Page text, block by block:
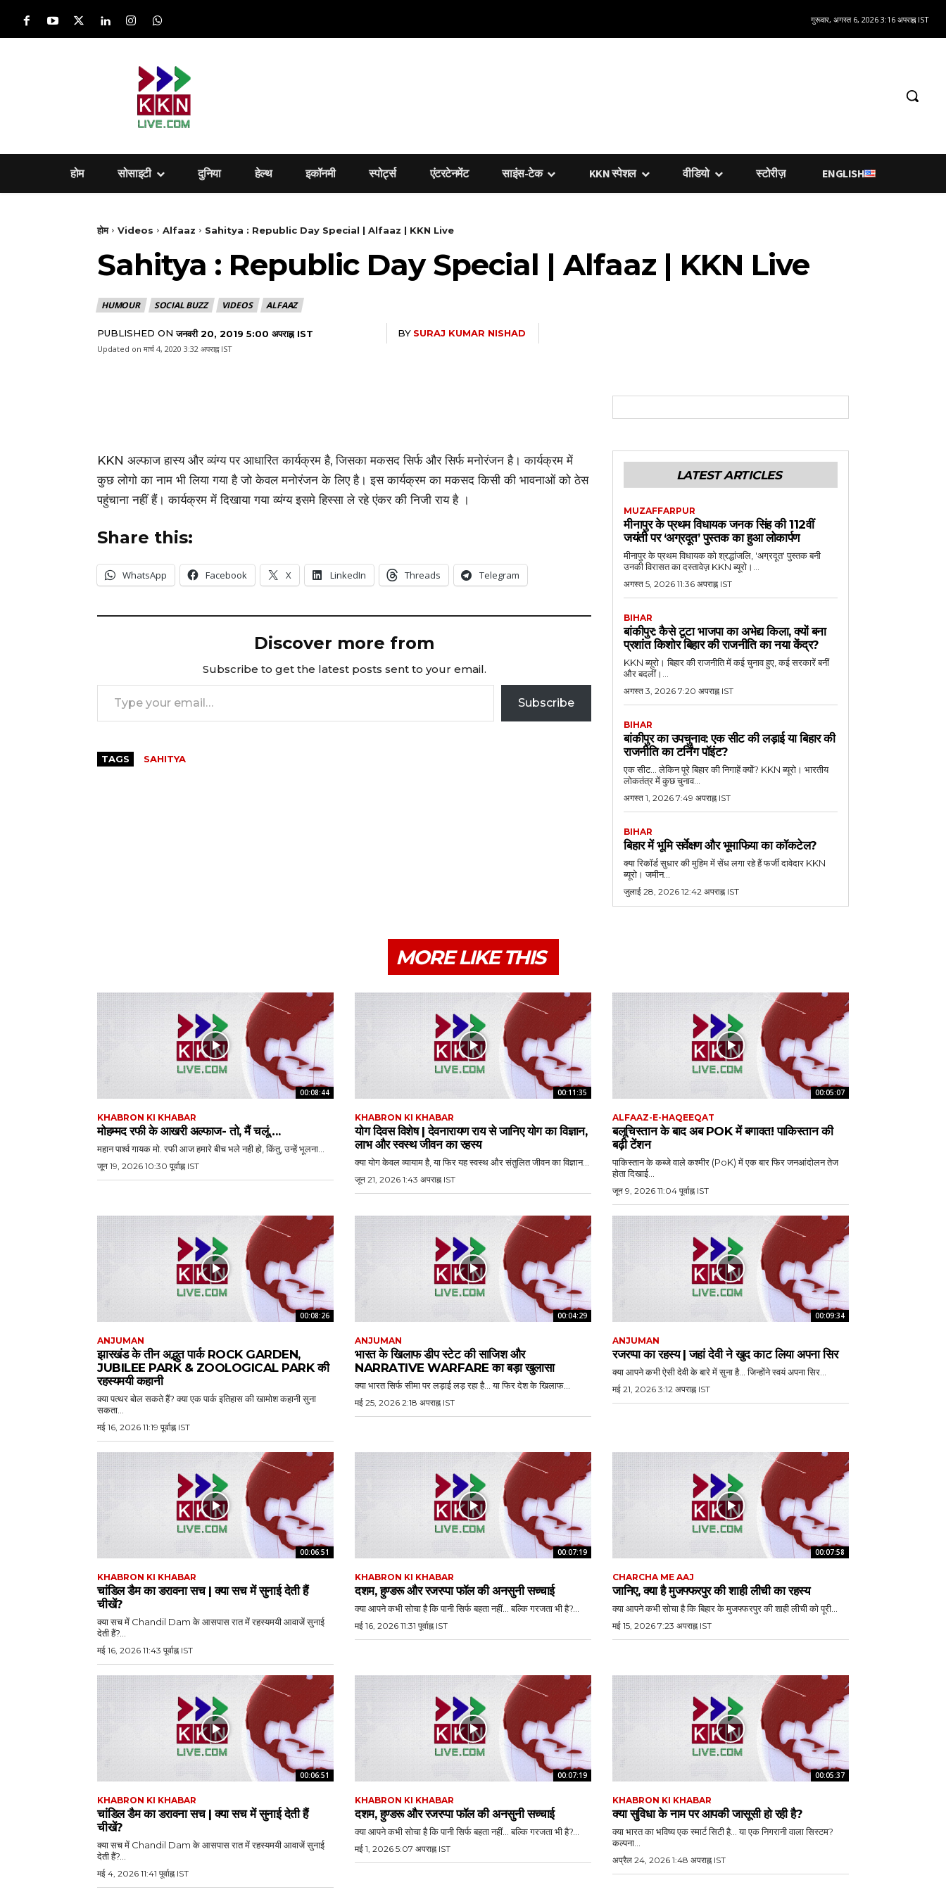
गुरूवार, अगस्त 6, 2026 3:16 अपराह्न IST
होम सोसाइटी दुनिया हेल्‍थ इकॉनमी स्पोर्ट्स एंटरटेनमेंट साइंस-टेक KKN स्पेशल वीडियो स्टोरीज़ ENGLISH
होम Videos Alfaaz Sahitya : Republic Day Special | Alfaaz | KKN Live
Sahitya : Republic Day Special | Alfaaz | KKN Live
HUMOUR SOCIAL BUZZ VIDEOS ALFAAZ
PUBLISHED ON जनवरी 20, 2019 5:00 अपराह्न IST BY SURAJ KUMAR NISHAD
Updated on मार्च 4, 2020 3:32 अपराह्न IST
KKN अल्फाज हास्य और व्यंग्य पर आधारित कार्यक्रम है, जिसका मकसद सिर्फ और सिर्फ मनोरंजन है। कार्यक्रम में
कुछ लोगो का नाम भी लिया गया है जो केवल मनोरंजन के लिए है। इस कार्यक्रम का मकसद किसी की भावनाओं को ठेस
पहुंचाना नहीं हैं। कार्यक्रम में दिखाया गया व्यंग्य इसमे हिस्सा ले रहे एंकर की निजी राय है ।
Share this:
WhatsApp Facebook X LinkedIn Threads Telegram
Discover more from
Subscribe to get the latest posts sent to your email.
Type your email…
Subscribe
TAGS SAHITYA
LATEST ARTICLES
MUZAFFARPUR
मीनापुर के प्रथम विधायक जनक सिंह की 112वीं
जयंती पर ‘अग्रदूत’ पुस्तक का हुआ लोकार्पण
मीनापुर के प्रथम विधायक को श्रद्धांजलि, 'अग्रदूत' पुस्तक बनी
उनकी विरासत का दस्तावेज़ KKN ब्यूरो।...
अगस्त 5, 2026 11:36 अपराह्न IST
BIHAR
बांकीपुर: कैसे टूटा भाजपा का अभेद्य किला, क्यों बना
प्रशांत किशोर बिहार की राजनीति का नया केंद्र?
KKN ब्यूरो। बिहार की राजनीति में कई चुनाव हुए, कई सरकारें बनीं
और बदलीं।...
अगस्त 3, 2026 7:20 अपराह्न IST
BIHAR
बांकीपुर का उपचुनाव: एक सीट की लड़ाई या बिहार की
राजनीति का टर्निंग पॉइंट?
एक सीट... लेकिन पूरे बिहार की निगाहें क्यों? KKN ब्यूरो। भारतीय
लोकतंत्र में कुछ चुनाव...
अगस्त 1, 2026 7:49 अपराह्न IST
BIHAR
बिहार में भूमि सर्वेक्षण और भूमाफिया का कॉकटेल?
क्या रिकॉर्ड सुधार की मुहिम में सेंध लगा रहे हैं फर्जी दावेदार KKN
ब्यूरो। जमीन...
जुलाई 28, 2026 12:42 अपराह्न IST
MORE LIKE THIS
00:08:44
KHABRON KI KHABAR
मोहम्मद रफी के आखरी अल्फाज- तो, मैं चलूं….
महान पार्श्व गायक मो. रफी आज हमारे बीच भले नही हो, किंतु, उन्हें भूलना...
जून 19, 2026 10:30 पूर्वाह्न IST
00:11:35
KHABRON KI KHABAR
योग दिवस विशेष | देवनारायण राय से जानिए योग का विज्ञान,
लाभ और स्वस्थ जीवन का रहस्य
क्या योग केवल व्यायाम है, या फिर यह स्वस्थ और संतुलित जीवन का विज्ञान...
जून 21, 2026 1:43 अपराह्न IST
00:05:07
ALFAAZ-E-HAQEEQAT
बलूचिस्तान के बाद अब POK में बगावत! पाकिस्तान की
बढ़ी टेंशन
पाकिस्तान के कब्जे वाले कश्मीर (PoK) में एक बार फिर जनआंदोलन तेज
होता दिखाई...
जून 9, 2026 11:04 पूर्वाह्न IST
00:08:26
ANJUMAN
झारखंड के तीन अद्भुत पार्क ROCK GARDEN,
JUBILEE PARK & ZOOLOGICAL PARK की
रहस्यमयी कहानी
क्या पत्थर बोल सकते हैं? क्या एक पार्क इतिहास की खामोश कहानी सुना
सकता...
मई 16, 2026 11:19 पूर्वाह्न IST
00:04:29
ANJUMAN
भारत के खिलाफ डीप स्टेट की साजिश और
NARRATIVE WARFARE का बड़ा खुलासा
क्या भारत सिर्फ सीमा पर लड़ाई लड़ रहा है… या फिर देश के खिलाफ...
मई 25, 2026 2:18 अपराह्न IST
00:09:34
ANJUMAN
रजरप्पा का रहस्य | जहां देवी ने खुद काट लिया अपना सिर
क्या आपने कभी ऐसी देवी के बारे में सुना है… जिन्होंने स्वयं अपना सिर...
मई 21, 2026 3:12 अपराह्न IST
00:06:51
KHABRON KI KHABAR
चांडिल डैम का डरावना सच | क्या सच में सुनाई देती हैं
चीखें?
क्या सच में Chandil Dam के आसपास रात में रहस्यमयी आवाजें सुनाई
देती हैं?...
मई 16, 2026 11:43 पूर्वाह्न IST
00:07:19
KHABRON KI KHABAR
दशम, हुण्डरू और रजरप्पा फॉल की अनसुनी सच्चाई
क्या आपने कभी सोचा है कि पानी सिर्फ बहता नहीं… बल्कि गरजता भी है?...
मई 16, 2026 11:31 पूर्वाह्न IST
00:07:58
CHARCHA ME AAJ
जानिए, क्या है मुजफ्फरपुर की शाही लीची का रहस्य
क्या आपने कभी सोचा है कि बिहार के मुजफ्फरपुर की शाही लीची को पूरी...
मई 15, 2026 7:23 अपराह्न IST
00:06:51
KHABRON KI KHABAR
चांडिल डैम का डरावना सच | क्या सच में सुनाई देती हैं
चीखें?
क्या सच में Chandil Dam के आसपास रात में रहस्यमयी आवाजें सुनाई
देती हैं?...
मई 4, 2026 11:41 पूर्वाह्न IST
00:07:19
KHABRON KI KHABAR
दशम, हुण्डरू और रजरप्पा फॉल की अनसुनी सच्चाई
क्या आपने कभी सोचा है कि पानी सिर्फ बहता नहीं… बल्कि गरजता भी है?...
मई 1, 2026 5:07 अपराह्न IST
00:05:37
KHABRON KI KHABAR
क्या सुविधा के नाम पर आपकी जासूसी हो रही है?
क्या भारत का भविष्य एक स्मार्ट सिटी है… या एक निगरानी वाला सिस्टम?
कल्पना...
अप्रैल 24, 2026 1:48 अपराह्न IST